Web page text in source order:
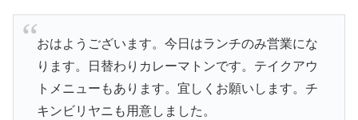
おはようございます。今日はランチのみ営業にな
ります。日替わりカレーマトンです。テイクアウ
トメニューもあります。宜しくお願いします。チ
キンビリヤニも用意しました。